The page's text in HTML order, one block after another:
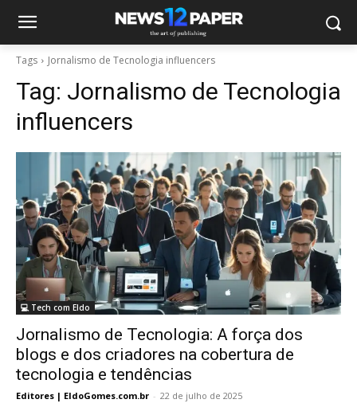
Tags Jornalismo de Tecnologia influencers
Tag: Jornalismo de Tecnologia
influencers
💻 Tech com Eldo
Jornalismo de Tecnologia: A força dos
blogs e dos criadores na cobertura de
tecnologia e tendências
Editores | EldoGomes.com.br - 22 de julho de 2025